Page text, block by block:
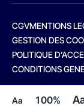
Aa 100%
CGVMENTIONS
GESTION DES
POLITIQUE
CONDITIONS